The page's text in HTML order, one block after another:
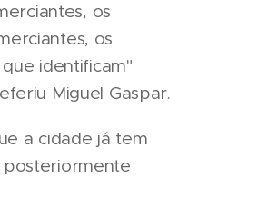
os
os
identificam"
Miguel Gaspar.
a cidade já tem
posteriormente